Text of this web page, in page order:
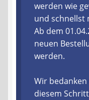
Liefer- und
Zahlungsarten
Lieferzeit &
Gutschein
werden wie
und schnellst
Ab dem
neuen
werden.
Wir
diesem